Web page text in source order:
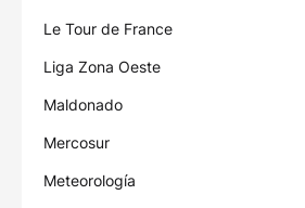
Le Tour de France
Liga Zona Oeste
Maldonado
Mercosur
Meteorología